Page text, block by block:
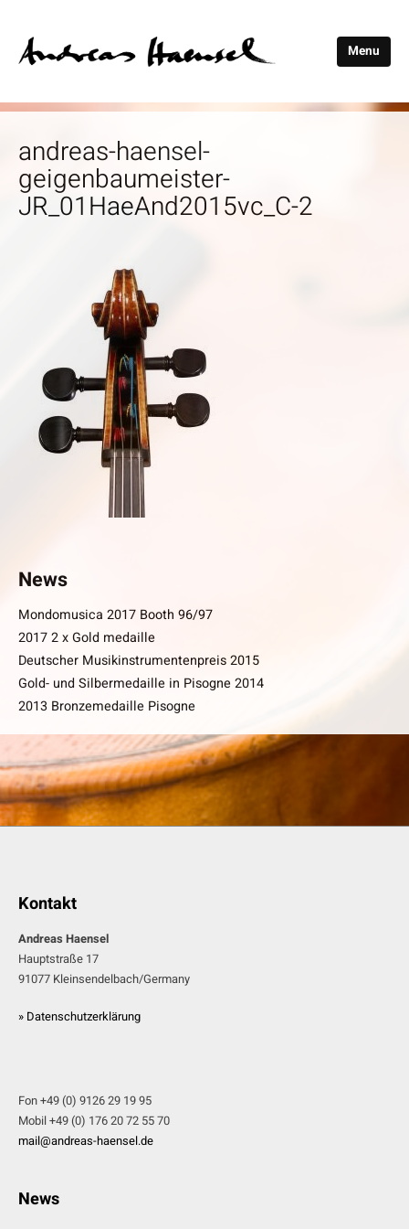
Andreas
Menu
andreas-haensel-
geigenbaumeister-
JR_01HaeAnd2015vc_C-2
News
Mondomusica 2017 Booth 96/97
2017 2 x Gold medaille
Deutscher Musikinstrumentenpreis 2015
Gold- und Silbermedaille in Pisogne 2014
2013 Bronzemedaille Pisogne
Kontakt
Andreas Haensel
Hauptstraße 17
91077 Kleinsendelbach/Germany
» Datenschutzerklärung
Fon +49 (0) 9126 29 19 95
Mobil +49 (0) 176 20 72 55 70
mail@andreas-haensel.de
News